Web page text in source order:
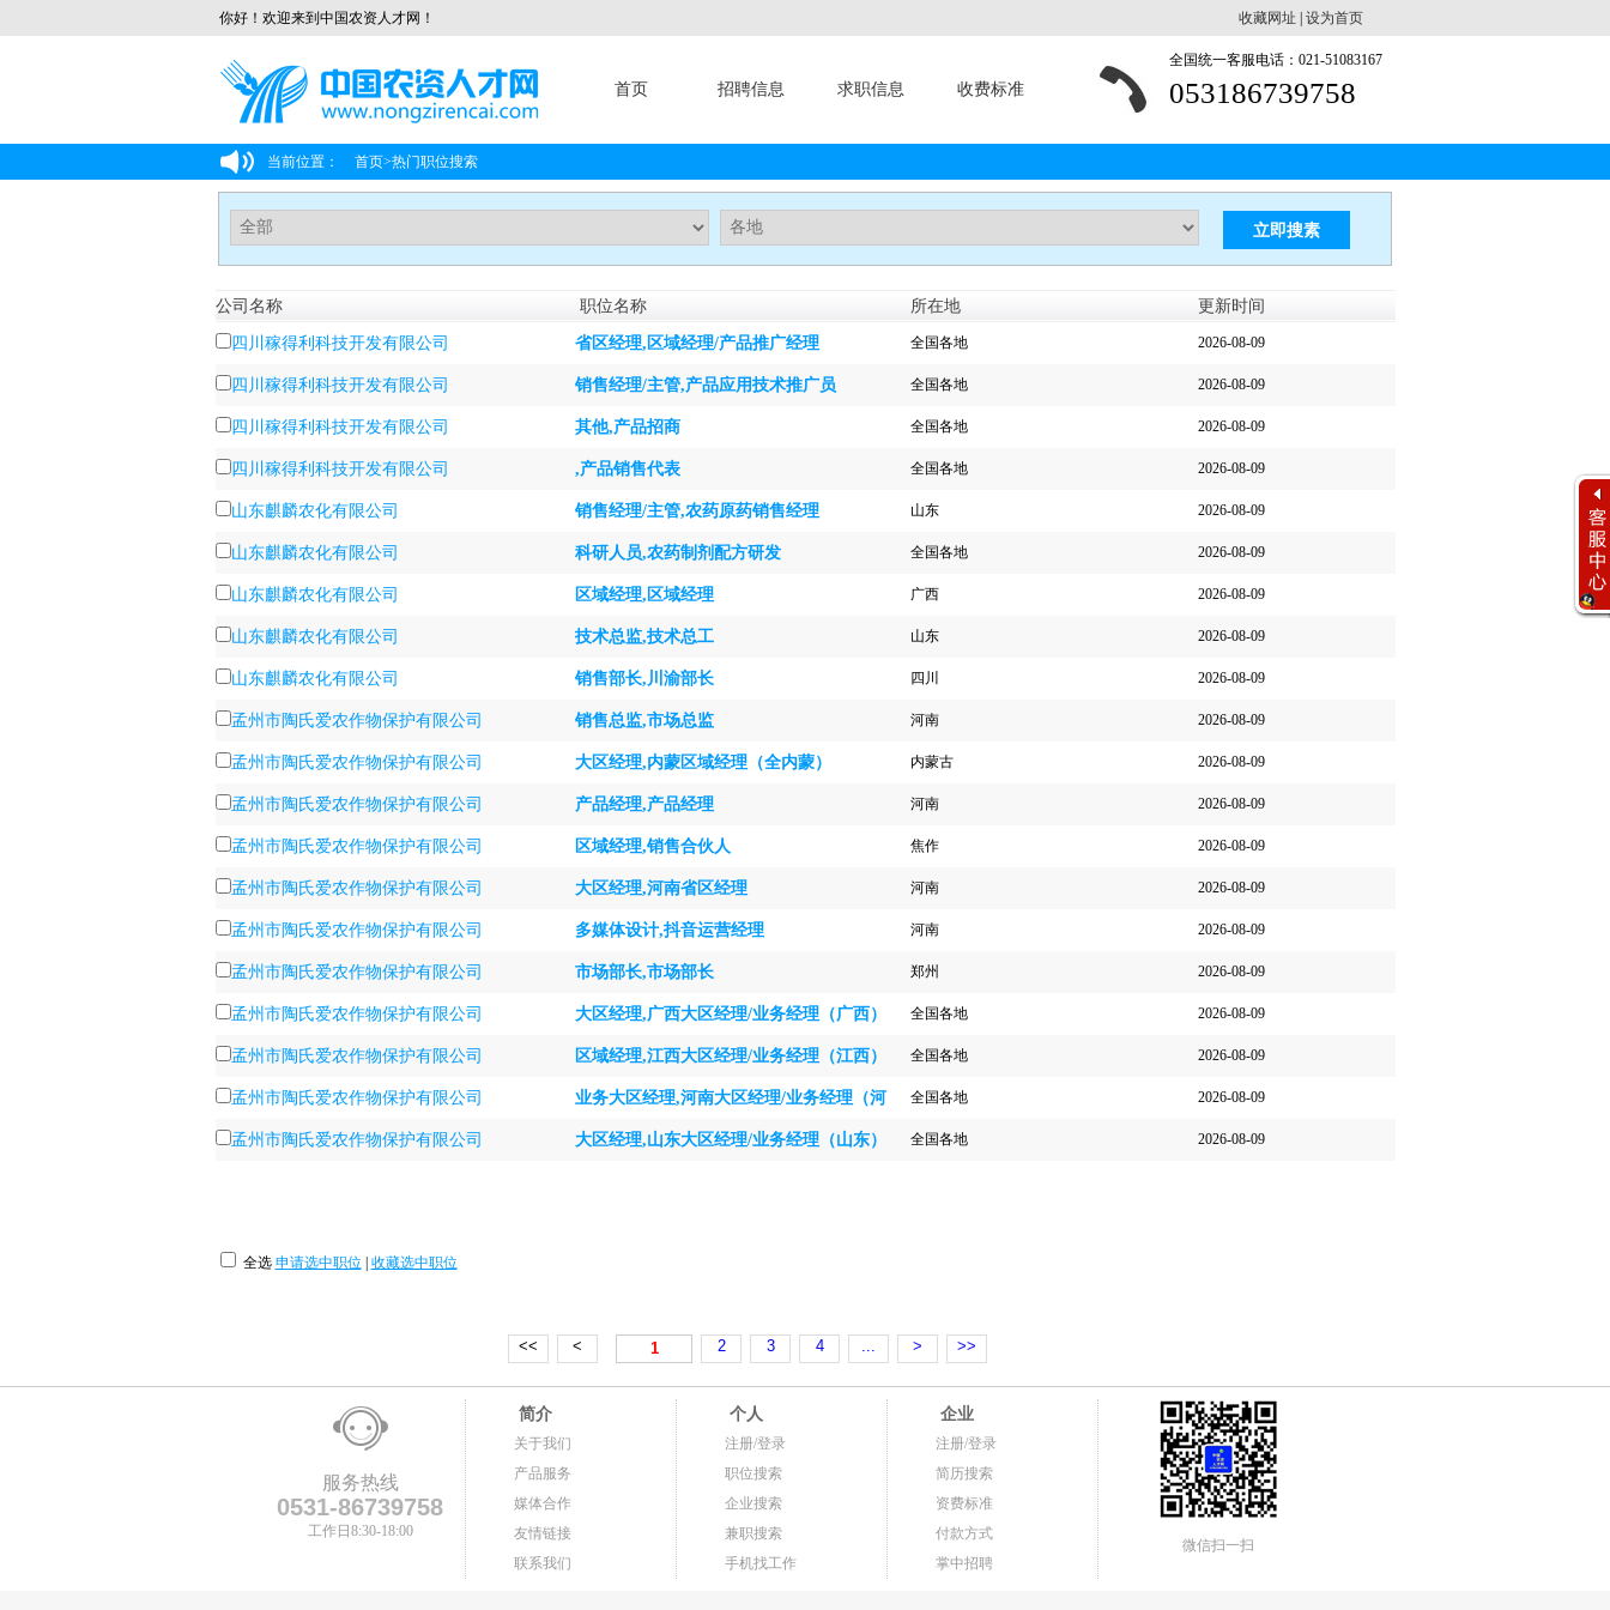
你好！欢迎来到中国农资人才网！ 收藏网址 设为首页
首页 招聘信息 求职信息 收费标准
全国统一客服电话：021-51083167
053186739758
当前位置： 首页>热门职位搜索
搜索企业
公司名称 职位名称 所在地 更新时间
四川稼得利科技开发有限公司 省区经理,区域经理/产品推广经理 全国各地 2026-08-09
四川稼得利科技开发有限公司 销售经理/主管,产品应用技术推广员 全国各地 2026-08-09
四川稼得利科技开发有限公司 其他,产品招商 全国各地 2026-08-09
四川稼得利科技开发有限公司 ,产品销售代表 全国各地 2026-08-09
山东麒麟农化有限公司 销售经理/主管,农药原药销售经理 山东 2026-08-09
山东麒麟农化有限公司 科研人员,农药制剂配方研发 全国各地 2026-08-09
山东麒麟农化有限公司 区域经理,区域经理 广西 2026-08-09
山东麒麟农化有限公司 技术总监,技术总工 山东 2026-08-09
山东麒麟农化有限公司 销售部长,川渝部长 四川 2026-08-09
孟州市陶氏爱农作物保护有限公司 销售总监,市场总监 河南 2026-08-09
孟州市陶氏爱农作物保护有限公司 大区经理,内蒙区域经理（全内蒙） 内蒙古 2026-08-09
孟州市陶氏爱农作物保护有限公司 产品经理,产品经理 河南 2026-08-09
孟州市陶氏爱农作物保护有限公司 区域经理,销售合伙人 焦作 2026-08-09
孟州市陶氏爱农作物保护有限公司 大区经理,河南省区经理 河南 2026-08-09
孟州市陶氏爱农作物保护有限公司 多媒体设计,抖音运营经理 河南 2026-08-09
孟州市陶氏爱农作物保护有限公司 市场部长,市场部长 郑州 2026-08-09
孟州市陶氏爱农作物保护有限公司 大区经理,广西大区经理/业务经理（广西） 全国各地 2026-08-09
孟州市陶氏爱农作物保护有限公司 区域经理,江西大区经理/业务经理（江西） 全国各地 2026-08-09
孟州市陶氏爱农作物保护有限公司 业务大区经理,河南大区经理/业务经理（河
南）
全国各地 2026-08-09
孟州市陶氏爱农作物保护有限公司 大区经理,山东大区经理/业务经理（山东） 全国各地 2026-08-09
全选 申请选中职位 收藏选中职位
<< < 1 2 3 4 ... > >>
服务热线
0531-86739758
工作日8:30-18:00
简介
关于我们
产品服务
媒体合作
友情链接
联系我们
个人
注册/登录
职位搜索
企业搜索
兼职搜索
手机找工作
企业
注册/登录
简历搜索
资费标准
付款方式
掌中招聘
微信扫一扫